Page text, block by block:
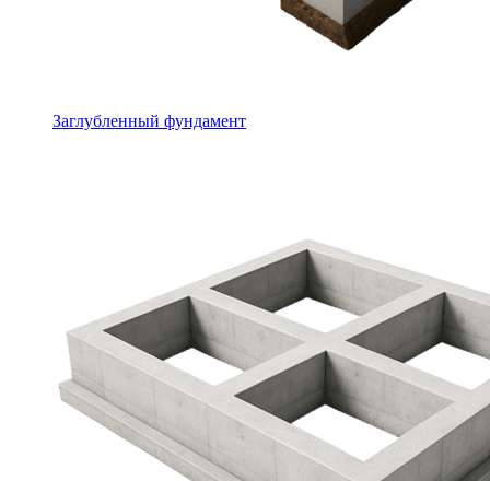
Заглубленный фундамент